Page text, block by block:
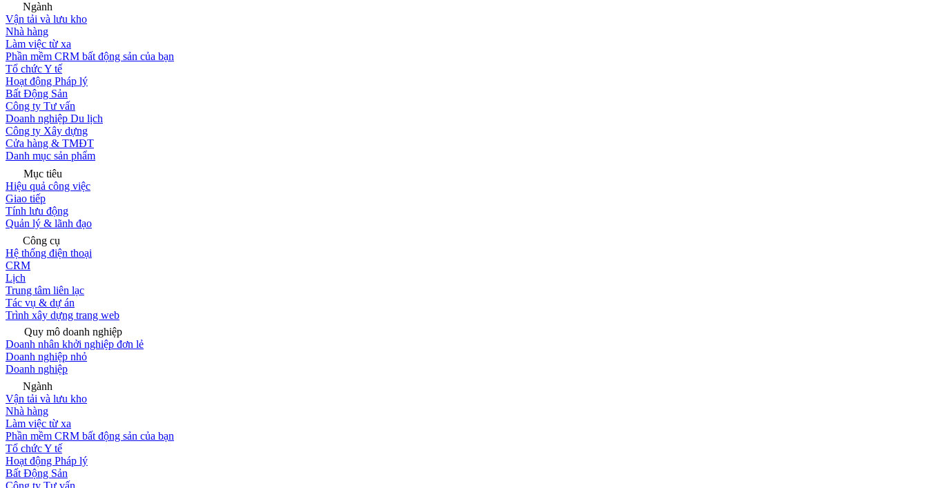
Ngành
Vận tải và lưu kho
Nhà hàng
Làm việc từ xa
Phần mềm CRM bất động sản của bạn
Tổ chức Y tế
Hoạt động Pháp lý
Bất Động Sản
Công ty Tư vấn
Doanh nghiệp Du lịch
Công ty Xây dựng
Cửa hàng & TMĐT
Danh mục sản phẩm
Mục tiêu
Hiệu quả công việc
Giao tiếp
Tính lưu động
Quản lý & lãnh đạo
Công cụ
Hệ thống điện thoại
CRM
Lịch
Trung tâm liên lạc
Tác vụ & dự án
Trình xây dựng trang web
Quy mô doanh nghiệp
Doanh nhân khởi nghiệp đơn lẻ
Doanh nghiệp nhỏ
Doanh nghiệp
Ngành
Vận tải và lưu kho
Nhà hàng
Làm việc từ xa
Phần mềm CRM bất động sản của bạn
Tổ chức Y tế
Hoạt động Pháp lý
Bất Động Sản
Công ty Tư vấn